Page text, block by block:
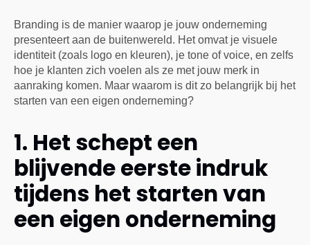
Branding is de manier waarop je jouw onderneming
presenteert aan de buitenwereld. Het omvat je visuele
identiteit (zoals logo en kleuren), je tone of voice, en zelfs
hoe je klanten zich voelen als ze met jouw merk in
aanraking komen. Maar waarom is dit zo belangrijk bij het
starten van een eigen onderneming?
1. Het schept een
blijvende eerste indruk
tijdens het starten van
een eigen onderneming